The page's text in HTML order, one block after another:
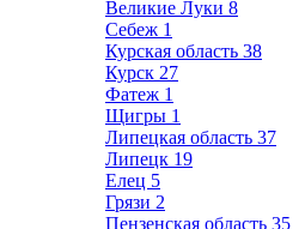
Великие Луки 8
Себеж 1
Курская область 38
Курск 27
Фатеж 1
Щигры 1
Липецкая область 37
Липецк 19
Елец 5
Грязи 2
Пензенская область 35